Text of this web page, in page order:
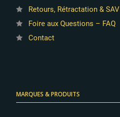
Retours, Rétractation & SAV
Foire aux Questions – FAQ
Contact
MARQUES & PRODUITS